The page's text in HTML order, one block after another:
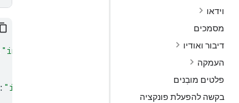
וידאו
מסמכים
דיבור ואודיו
העמקה
פלטים מובְנים
בקשה להפעלת פונקציה
"interaction" "gemini-3.5-flash" ,
: "interaction.status_update"